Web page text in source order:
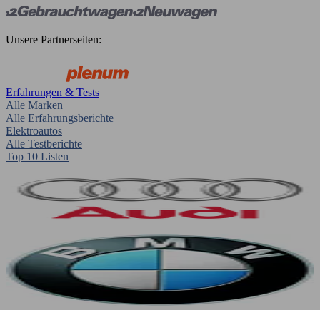
Unsere Partnerseiten:
Erfahrungen & Tests
Alle Marken
Alle Erfahrungsberichte
Elektroautos
Alle Testberichte
Top 10 Listen